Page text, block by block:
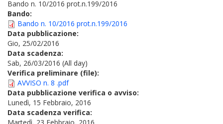
Bando n. 10/2016 prot.n.199/2016
Bando:
Bando n. 10/2016 prot.n.199/2016
Data pubblicazione:
Gio, 25/02/2016
Data scadenza:
Sab, 26/03/2016 (All day)
Verifica preliminare (file):
AVVISO n. 8 .pdf
Data pubblicazione verifica o avviso:
Lunedì, 15 Febbraio, 2016
Data scadenza verifica: